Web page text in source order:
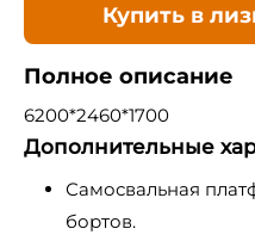
Купить в
Полное описание
6200*2460*1700
Дополнительные
Самосвальная
бортов.